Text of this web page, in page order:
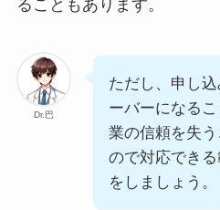
ることもあります。
Dr.巴
ただし、申し
ーバーになる
業の信頼を失
ので対応でき
をしましょう。